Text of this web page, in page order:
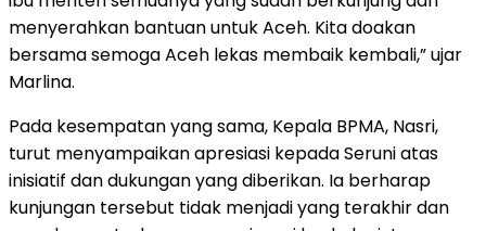
menyerahkan bantuan untuk Aceh. Kita doakan
bersama semoga Aceh lekas membaik kembali,” ujar
Marlina.
Pada kesempatan yang sama, Kepala BPMA, Nasri,
turut menyampaikan apresiasi kepada Seruni atas
inisiatif dan dukungan yang diberikan. Ia berharap
kunjungan tersebut tidak menjadi yang terakhir dan